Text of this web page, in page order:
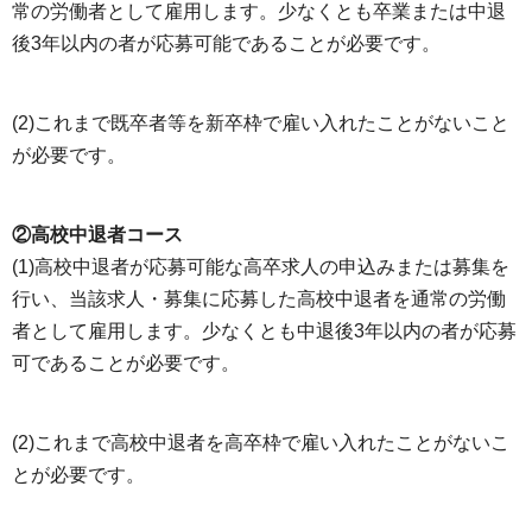
常の労働者として雇用します。少なくとも卒業または中退
後3年以内の者が応募可能であることが必要です。
(2)これまで既卒者等を新卒枠で雇い入れたことがないこと
が必要です。
②高校中退者コース
(1)高校中退者が応募可能な高卒求人の申込みまたは募集を
行い、当該求人・募集に応募した高校中退者を通常の労働
者として雇用します。少なくとも中退後3年以内の者が応募
可であることが必要です。
(2)これまで高校中退者を高卒枠で雇い入れたことがないこ
とが必要です。